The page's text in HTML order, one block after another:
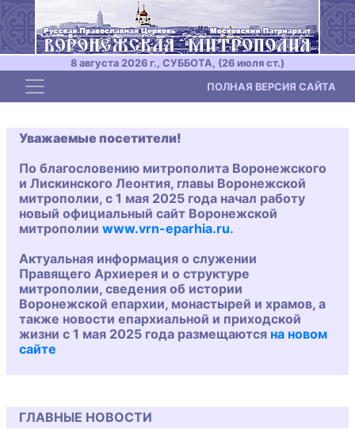
8 августа 2026 г., СУББОТА, (26 июля ст.)
Toggle navigation ПОЛНАЯ ВЕРСИЯ САЙТА
Уважаемые посетители!
По благословению митрополита Воронежского
и Лискинского Леонтия, главы Воронежской
митрополии, с 1 мая 2025 года начал работу
новый официальный сайт Воронежской
митрополии www.vrn-eparhia.ru.
Актуальная информация о служении
Правящего Архиерея и о структуре
митрополии, сведения об истории
Воронежской епархии, монастырей и храмов, а
также новости епархиальной и приходской
жизни с 1 мая 2025 года размещаются на новом
сайте
ГЛАВНЫЕ НОВОСТИ